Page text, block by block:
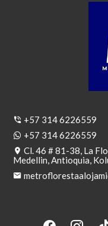
+57 314 6226559
+57 314 6226559
Cl. 46 # 81-38, La
Medellin, Antioquia,